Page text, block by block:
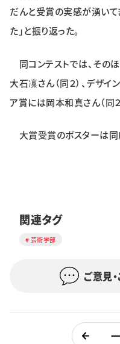
だんと受賞の実感が湧い
た」と振り返った。
同コンテストでは、その
大石凜さん（同２）、デザイ
ア賞には岡本和真さん（同
大賞受賞のポスターは同
関連タグ
芸術学部
ご意見